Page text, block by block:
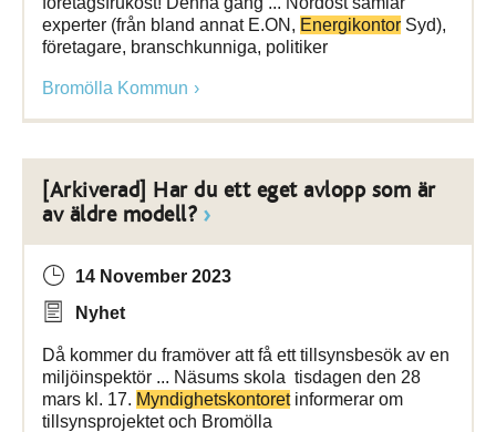
experter (från bland annat E.ON, Energikontor Syd),
företagare, branschkunniga, politiker
Bromölla Kommun
[Arkiverad] Har du ett eget avlopp som är
av äldre modell?
14 November 2023
Nyhet
Då kommer du framöver att få ett tillsynsbesök av en
miljöinspektör ... Näsums skola tisdagen den 28
mars kl. 17. Myndighetskontoretinformerar om
tillsynsprojektet och Bromölla